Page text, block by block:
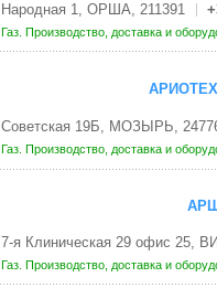
Народная 1, ОРША, 211391
Газ. Производство, доставка и
Советская 19Б, МОЗЫРЬ,
Газ. Производство, доставка и
7-я Клиническая 29 офис 25,
Газ. Производство, доставка и